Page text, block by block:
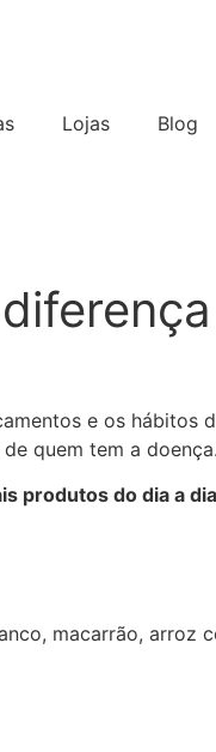
Lojas Blog
e os hábitos
quem tem a doença.
produtos do dia a dia
macarrão, arroz